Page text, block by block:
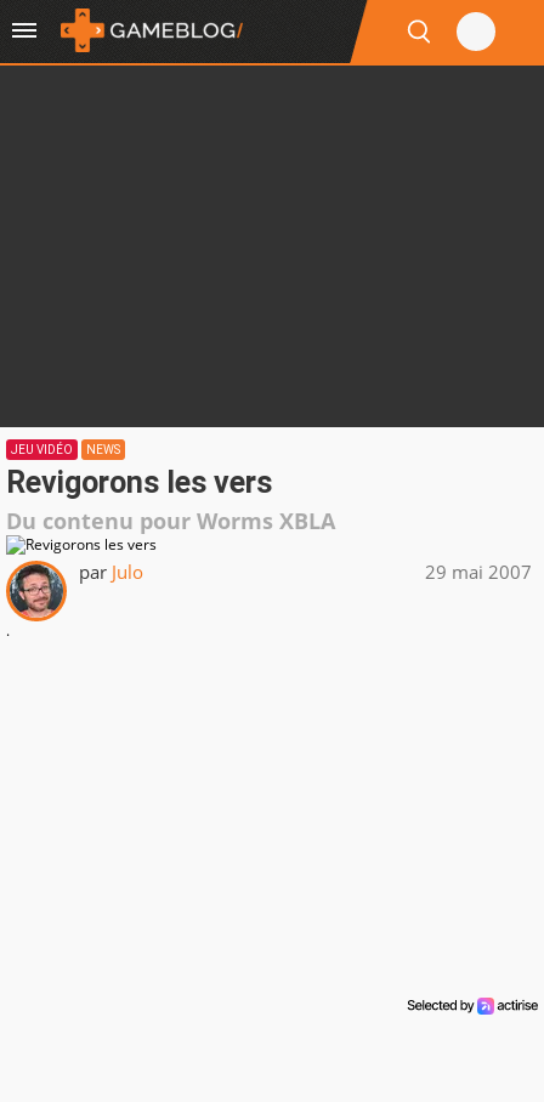
JEU VIDÉO NEWS
Revigorons les vers
Du contenu pour Worms XBLA
par Julo 29 mai 2007
.